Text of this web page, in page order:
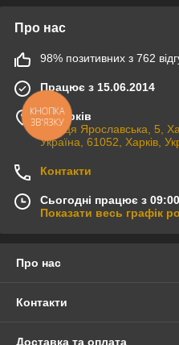
Про нас
98% позитивних з 762
Працює з 15.06.2014
м. Харків
вулиця Ярославська, 5,
Україна, 61052, Харків,
Контакти
Сьогодні працює з
Показати весь графік
Про нас
Контакти
Доставка та оплата
КНОПКА
ЗВ'ЯЗКУ